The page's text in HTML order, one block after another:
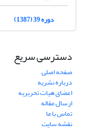
دوره 39 (1387)
دسترسی سریع
صفحه اصلی
درباره نشریه
اعضای هیات تحریریه
ارسال مقاله
تماس با ما
نقشه سایت